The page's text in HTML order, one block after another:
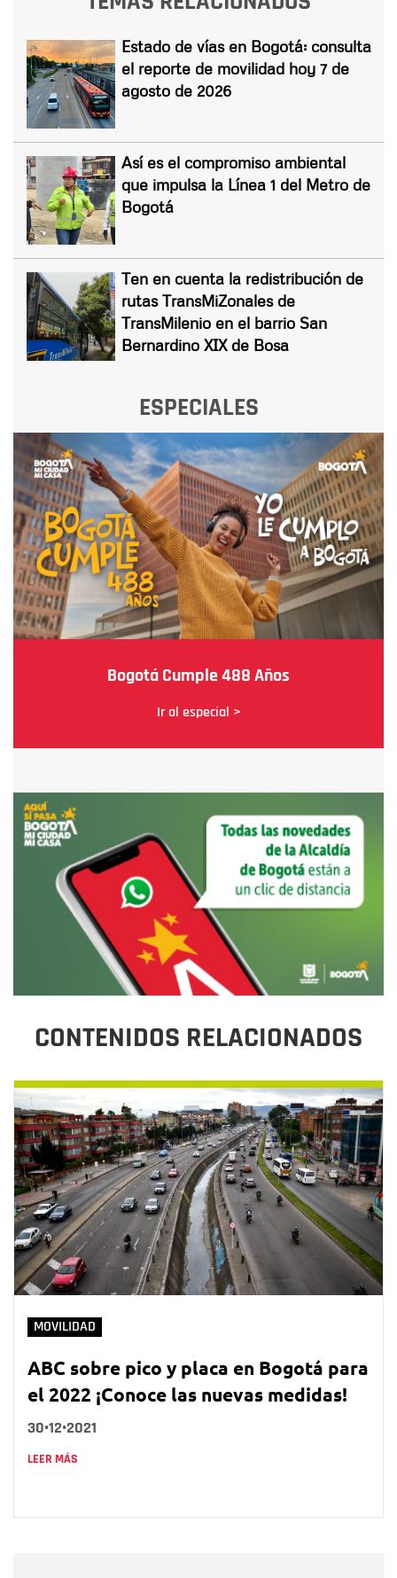
Estado de vías en Bogotá: consulta
el reporte de movilidad hoy 7 de
agosto de 2026
Así es el compromiso ambiental
que impulsa la Línea 1 del Metro de
Bogotá
Ten en cuenta la redistribución de
rutas TransMiZonales de
TransMilenio en el barrio San
Bernardino XIX de Bosa
ESPECIALES
Bogotá Cumple 488 Años
Ir al especial >
CONTENIDOS RELACIONADOS
MOVILIDAD
ABC sobre pico y placa en Bogotá para
el 2022 ¡Conoce las nuevas medidas!
30•12•2021
LEER MÁS